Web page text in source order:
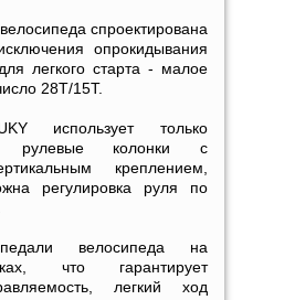
спроектирована
опрокидывания
легкого старта - малое
28T/15T.
использует только
рулевые колонки с
креплением,
регулировка руля по
велосипеда на
что гарантирует
легкий ход